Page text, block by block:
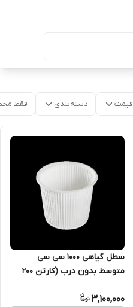
قیمت دسته‌بندی فقط
سطل گیاهی ۱۰۰۰ سی سی
متوسط بدون درب (کارتن ۲۰۰
3,100,000